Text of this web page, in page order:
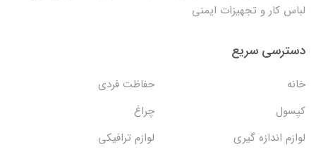
لباس کار و تجهیزات ایمنی
دسترسی سریع
خانه
حفاظت فردی
کپسول
چراغ
لوازم اندازه گیری
لوازم ترافیکی